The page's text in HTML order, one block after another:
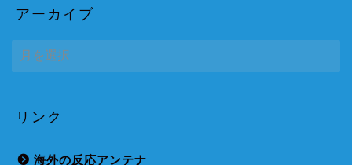
アーカイブ
ー
ブリンク
海外の反応アンテナ